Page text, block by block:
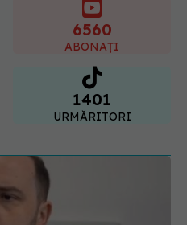
6560
ABONAȚI
1401
URMĂRITORI